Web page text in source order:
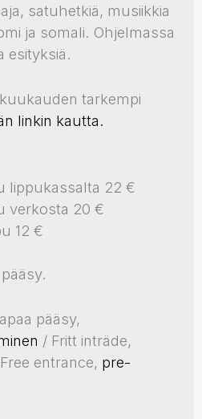
satuhetkiä, musiikkia
ja somali. Ohjelmassa
esityksiä.
tarkempi
linkin kautta.
lippukassalta 22 €
verkosta 20 €
12 €
pääsy,
/ Fritt inträde,
entrance, pre-